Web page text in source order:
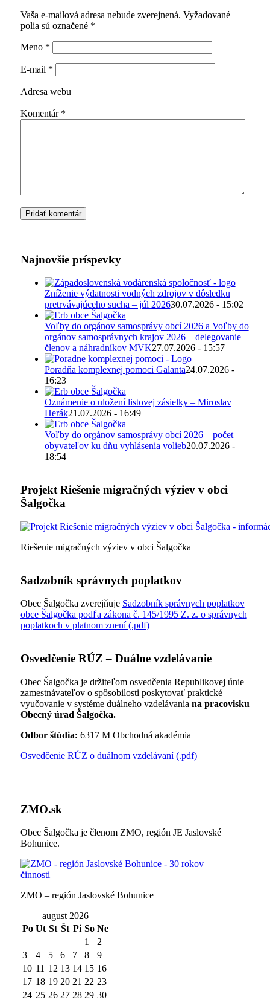
Vaša e-mailová adresa nebude zverejnená. Vyžadované
polia sú označené *
Meno *
E-mail *
Adresa webu
Komentár *
Najnovšie príspevky
Zníženie výdatnosti vodných zdrojov v dôsledku
pretrvávajúceho sucha – júl 202630.07.2026 - 15:02
Voľby do orgánov samosprávy obcí 2026 a Voľby do
orgánov samosprávnych krajov 2026 – delegovanie
členov a náhradníkov MVK27.07.2026 - 15:57
Poradňa komplexnej pomoci Galanta24.07.2026 -
16:23
Oznámenie o uložení listovej zásielky – Miroslav
Herák21.07.2026 - 16:49
Voľby do orgánov samosprávy obcí 2026 – počet
obyvateľov ku dňu vyhlásenia volieb20.07.2026 -
18:54
Projekt Riešenie migračných výziev v obci
Šalgočka
Riešenie migračných výziev v obci Šalgočka
Sadzobník správnych poplatkov
Obec Šalgočka zverejňuje Sadzobník správnych poplatkov
obce Šalgočka podľa zákona č. 145/1995 Z. z. o správnych
poplatkoch v platnom znení (.pdf)
Osvedčenie RÚZ – Duálne vzdelávanie
Obec Šalgočka je držiteľom osvedčenia Republikovej únie
zamestnávateľov o spôsobilosti poskytovať praktické
vyučovanie v systéme duálneho vzdelávania na pracovisku
Obecný úrad Šalgočka.
Odbor štúdia: 6317 M Obchodná akadémia
Osvedčenie RÚZ o duálnom vzdelávaní (.pdf)
ZMO.sk
Obec Šalgočka je členom ZMO, región JE Jaslovské
Bohunice.
ZMO – región Jaslovské Bohunice
august 2026
Po Ut St Št Pi So Ne
1
2
3
4 5 6 7 8
9
10 11 12 13 14 15 16
17 18 19 20 21 22 23
24 25 26 27 28 29 30